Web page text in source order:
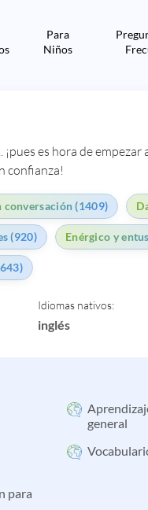
Para
Niños
¡pues es hora de
confianza!
conversación (1409)
(920) Enérgico y
Idiomas nativos:
inglés
general
para